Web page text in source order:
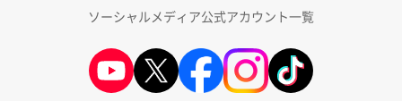
ソーシャルメディア公式アカウント一覧